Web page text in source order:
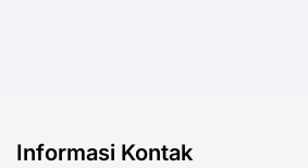
Informasi Kontak